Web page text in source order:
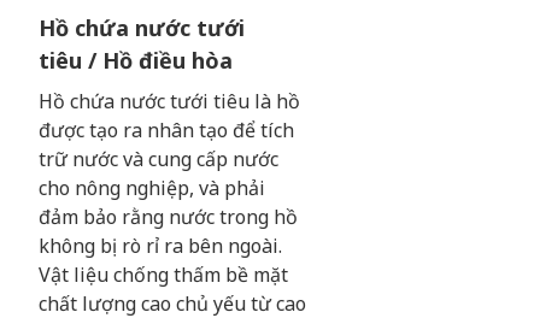
Hồ chứa nước tưới
tiêu / Hồ điều hòa
Hồ chứa nước tưới tiêu là hồ
được tạo ra nhân tạo để tích
trữ nước và cung cấp nước
cho nông nghiệp, và phải
đảm bảo rằng nước trong hồ
không bị rò rỉ ra bên ngoài.
Vật liệu chống thấm bề mặt
chất lượng cao chủ yếu từ cao